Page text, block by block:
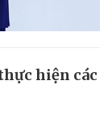
hiện các